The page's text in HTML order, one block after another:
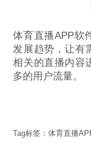
体育直播APP软
发展趋势，让有
相关的直播内容
多的用户流量。
Tag标签：体育直播